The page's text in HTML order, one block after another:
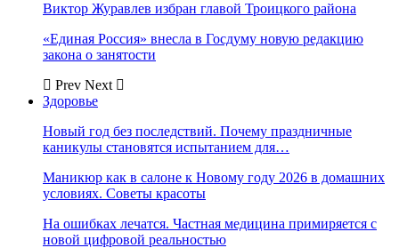
Виктор Журавлев избран главой Троицкого района
«Единая Россия» внесла в Госдуму новую редакцию
закона о занятости
Prev Next
Здоровье
Новый год без последствий. Почему праздничные
каникулы становятся испытанием для…
Маникюр как в салоне к Новому году 2026 в домашних
условиях. Советы красоты
На ошибках лечатся. Частная медицина примиряется с
новой цифровой реальностью